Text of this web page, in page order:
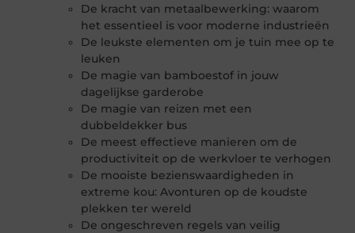
De kracht van metaalbewerking: waarom
het essentieel is voor moderne industrieën
De leukste elementen om je tuin mee op te
leuken
De magie van bamboestof in jouw
dagelijkse garderobe
De magie van reizen met een
dubbeldekker bus
De meest effectieve manieren om de
productiviteit op de werkvloer te verhogen
De mooiste bezienswaardigheden in
extreme kou: Avonturen op de koudste
plekken ter wereld
De ongeschreven regels van veilig